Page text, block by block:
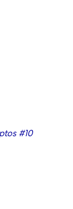
#10